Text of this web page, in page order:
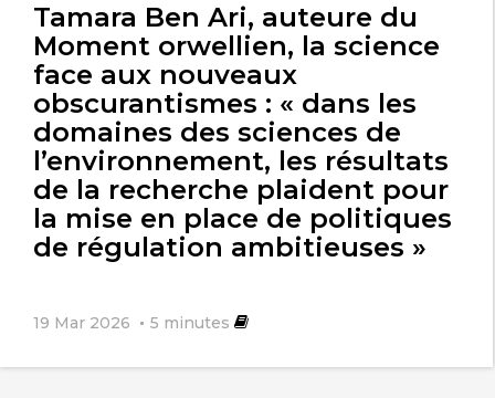
Tamara Ben Ari, auteure du
Moment orwellien, la science
face aux nouveaux
obscurantismes : « dans les
domaines des sciences de
l’environnement, les résultats
de la recherche plaident pour
la mise en place de politiques
de régulation ambitieuses »
19 Mar 2026 5 minutes